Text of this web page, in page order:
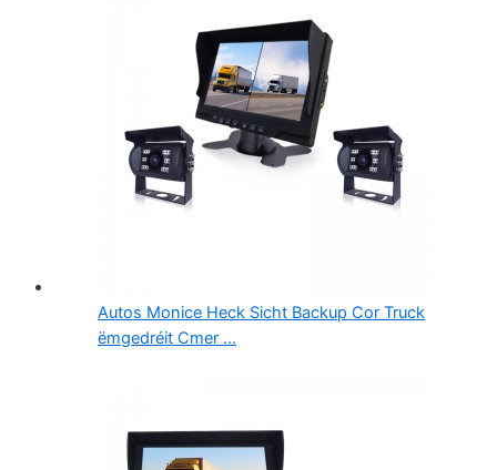
Autos Monice Heck Sicht Backup Cor Truck
ëmgedréit Cmer ...